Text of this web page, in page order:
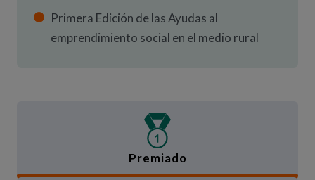
Primera Edición de las Ayudas al
emprendimiento social en el medio rural
Premiado